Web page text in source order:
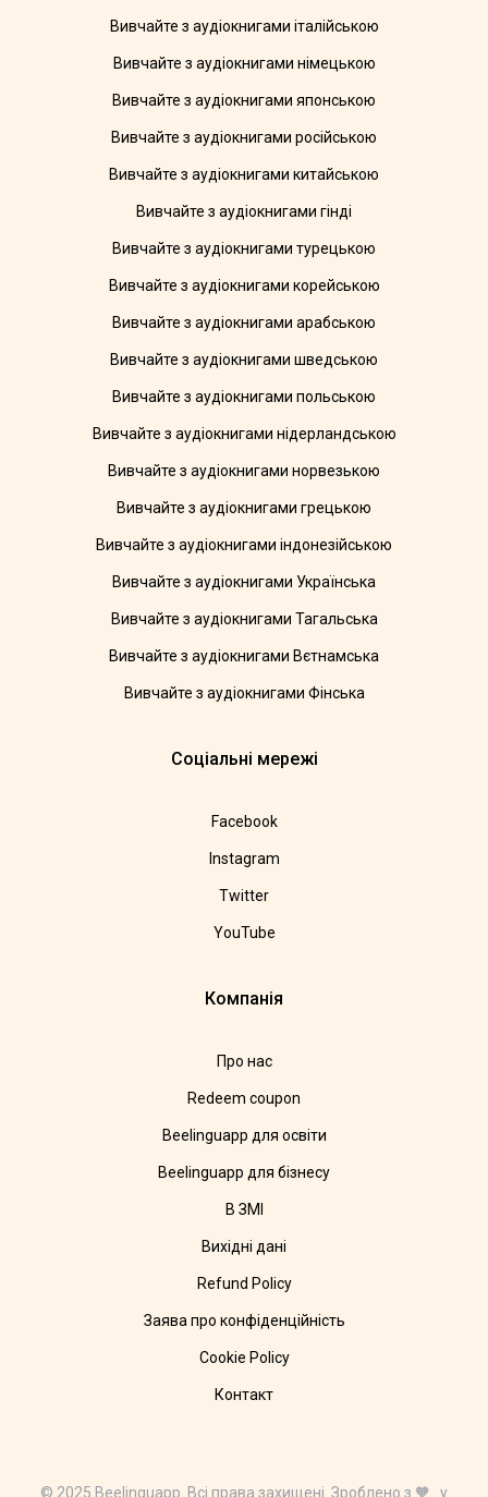
Вивчайте з аудіокнигами італійською
Вивчайте з аудіокнигами німецькою
Вивчайте з аудіокнигами японською
Вивчайте з аудіокнигами російською
Вивчайте з аудіокнигами китайською
Вивчайте з аудіокнигами гінді
Вивчайте з аудіокнигами турецькою
Вивчайте з аудіокнигами корейською
Вивчайте з аудіокнигами арабською
Вивчайте з аудіокнигами шведською
Вивчайте з аудіокнигами польською
Вивчайте з аудіокнигами нідерландською
Вивчайте з аудіокнигами норвезькою
Вивчайте з аудіокнигами грецькою
Вивчайте з аудіокнигами індонезійською
Вивчайте з аудіокнигами Українська
Вивчайте з аудіокнигами Тагальська
Вивчайте з аудіокнигами Вєтнамська
Вивчайте з аудіокнигами Фінська
Соціальні мережі
Facebook
Instagram
Twitter
YouTube
Компанія
Про нас
Redeem coupon
Beelinguapp для освіти
Beelinguapp для бізнесу
В ЗМІ
Вихідні дані
Refund Policy
Заява про конфіденційність
Cookie Policy
Контакт
© 2025 Beelinguapp. Всі права захищені. Зроблено з 🧡 у